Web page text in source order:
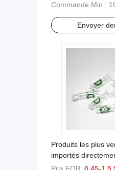
Commande Min.:
Envoyer
Produits les plus
importés